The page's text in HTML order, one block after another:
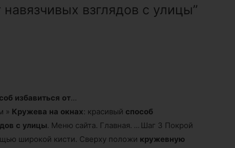
взглядов с улицы”
избавиться от…
» Кружева на окнах: красивый способ
с улицы. Меню сайта. Главная. … Шаг 3 Покрой
широкой кисти. Сверху положи кружевную